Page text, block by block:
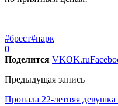
#брест#парк
0
Поделится VKOK.ru
Предыдущая запись
Пропала 22-летняя